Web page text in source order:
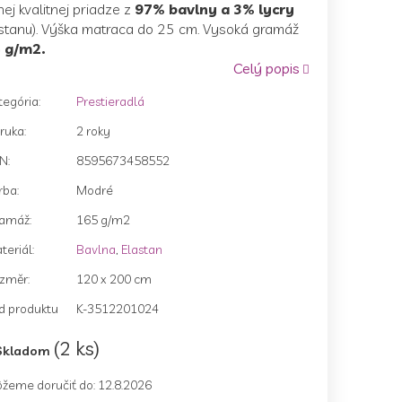
kvalitnej priadze z 97% bavlny a 3% lycry
Výška matraca do 25 cm. Vysoká gramáž
g/m2.
Celý popis
:
Prestieradlá
:
2 roky
:
8595673458552
:
Modré
:
165 g/m2
: Bavlna, Elastan
:
120 x 200 cm
produktu
K-3512201024
(2 ks)
doručiť do: 12.8.2026